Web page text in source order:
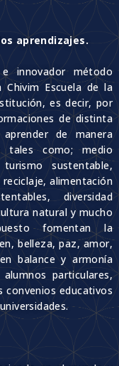
aprendizajes.
innovador método
Escuela de la
es decir, por
de distinta
de manera
tales como; medio
sustentable,
alimentación
diversidad
natural y mucho
fomentan la
belleza, paz, amor,
balance y armonía
particulares,
convenios educativos